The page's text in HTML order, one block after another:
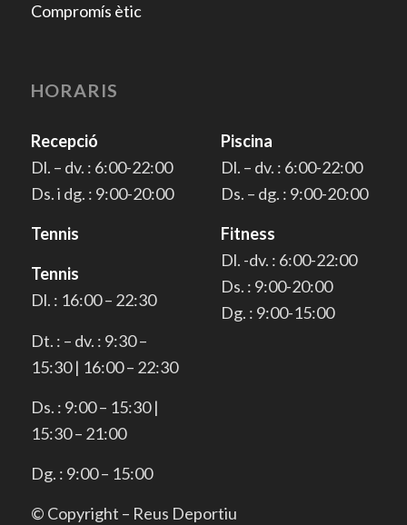
Compromís ètic
HORARIS
Recepció
Dl. – dv. : 6:00-22:00
Ds. i dg. : 9:00-20:00
Tennis
Tennis
Dl. : 16:00 – 22:30
Dt. : – dv. : 9:30 –
15:30 | 16:00 – 22:30
Ds. : 9:00 – 15:30 |
15:30 – 21:00
Dg. : 9:00 – 15:00
Piscina
Dl. – dv. : 6:00-22:00
Ds. – dg. : 9:00-20:00
Fitness
Dl. -dv. : 6:00-22:00
Ds. : 9:00-20:00
Dg. : 9:00-15:00
© Copyright – Reus Deportiu